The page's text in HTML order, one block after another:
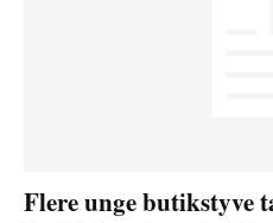
Flere unge butikstyve